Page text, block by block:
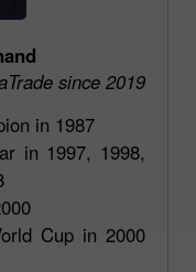
since 2019
in 1987
in 1997, 1998,
Cup in 2000